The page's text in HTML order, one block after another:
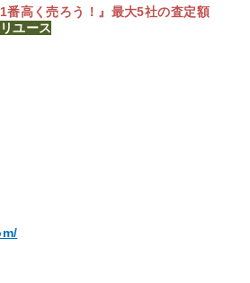
番高く売ろう！』 最大5社の査定額
ユース